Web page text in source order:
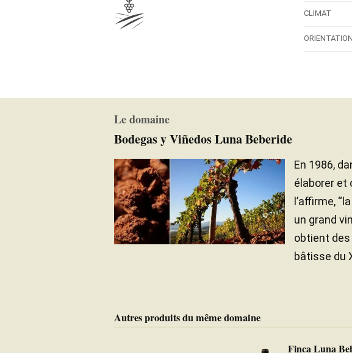
CLIMAT
ORIENTATION
Le domaine
Bodegas y Viñedos Luna Beberide
En 1986,
élaborer et
l’affirme,
un grand
obtient des
bâtisse du
Autres produits du même domaine
Finca Luna